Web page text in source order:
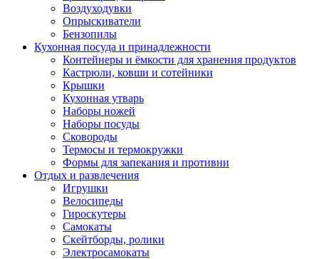
Воздуходувки
Опрыскиватели
Бензопилы
Кухонная посуда и принадлежности
Контейнеры и ёмкости для хранения продуктов
Кастрюли, ковши и сотейники
Крышки
Кухонная утварь
Наборы ножей
Наборы посуды
Сковороды
Термосы и термокружки
Формы для запекания и противни
Отдых и развлечения
Игрушки
Велосипеды
Гироскутеры
Самокаты
Скейтборды, ролики
Электросамокаты